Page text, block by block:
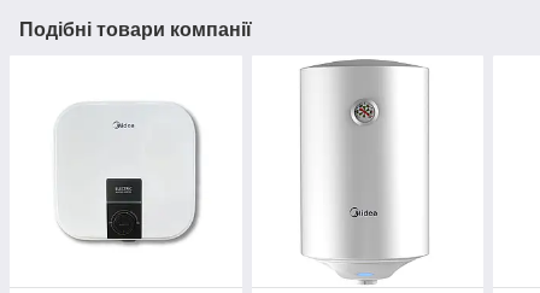
Подібні товари компанії